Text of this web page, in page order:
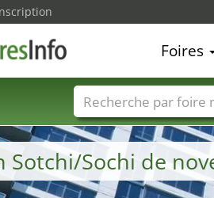
Sotchi/Sochi de
Foires
Foire noms Pays